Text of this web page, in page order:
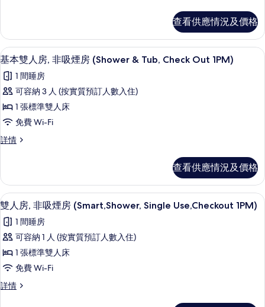
非
吸
煙
房
(Shower&tub,
Single
Use,
Check
的
相
片
房,
非
吸
房
(Shower&tub,
Use,
Check
1PM)
查看供應情況及價格
載
入
所
有
基
雙
房,
非
吸
煙
房
(Shower
&
Tub,
Check
5
基本雙人房, 非吸煙房 (Shower & Tub, Check Out 1PM)
1 間睡房
可容納 3 人 (按實質預訂人數入住)
1 張標準雙人床
免費 Wi-Fi
詳情
基
房,
非
吸
房
(Shower
Tub,
Check
1PM)
查看供應情況及價格
載
入
所
有
雙
房,
5
雙人房, 非吸煙房 (Smart,Shower, Single Use,Checkout 1PM)
1 間睡房
可容納 1 人 (按實質預訂人數入住)
1 張標準雙人床
免費 Wi-Fi
詳情
雙